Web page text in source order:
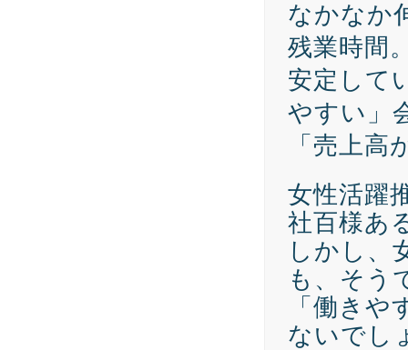
なかなか
残業時間
安定して
やすい」
「売上
女性活躍
社百様あ
しかし、
も、そう
「働き
ないでし